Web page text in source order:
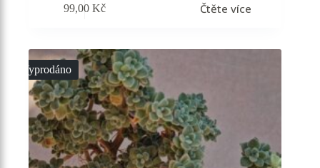
99,00Kč Čtěte více
Vyprodáno